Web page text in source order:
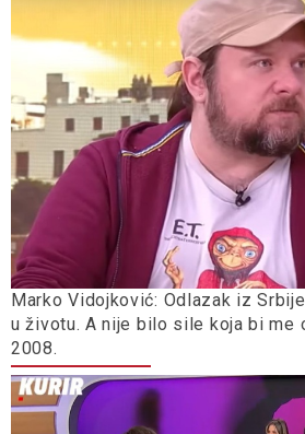
Marko Vidojković: Odlazak iz
u životu. A nije bilo sile koja bi me
2008.